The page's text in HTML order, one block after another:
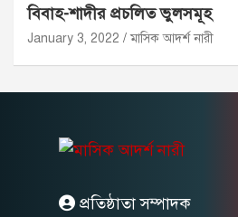
বিবাহ-শাদীর প্রচলিত ভুলসমূহ
January 3, 2022 মাসিক আদর্শ নারী
প্রতিষ্ঠাতা সম্পাদক